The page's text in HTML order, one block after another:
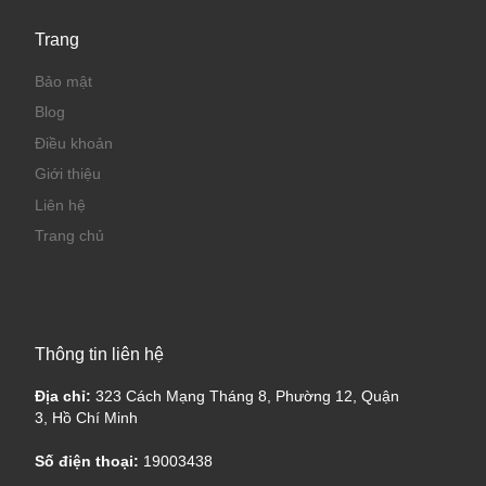
Trang
Bảo mật
Blog
Điều khoản
Giới thiệu
Liên hệ
Trang chủ
Thông tin liên hệ
Địa chỉ: 323 Cách Mạng Tháng 8, Phường 12, Quận
3, Hồ Chí Minh
Số điện thoại: 19003438